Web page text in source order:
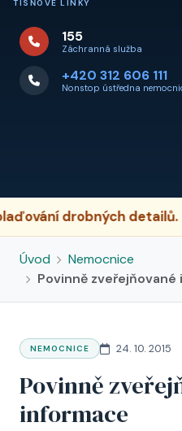
TÍSŇOVÉ LINKY
155
Záchranná služba
+420 312 606 111
Nonstop ústředna
drobných detailů.
Úvod
Nemocnice
Povinně zveřejňované
NEMOCNICE 24. 10. 2015
Povinně
informace